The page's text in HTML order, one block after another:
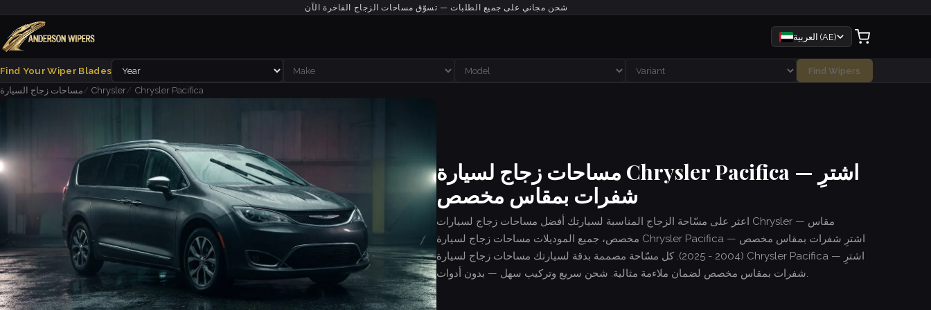
شحن مجاني على جميع الطلبات — تسوّق مساحات الزجاج الفاخرة الآن
العربية (AE)
Find Your Wiper Blades
Find Wipers
مساحات زجاج السيارة
Chrysler Chrysler Pacifica
مساحات زجاج لسيارة Chrysler Pacifica — اشترِ
شفرات بمقاس مخصص
اعثر على مسّاحة الزجاج المناسبة لسيارتك أفضل مساحات زجاج لسيارات Chrysler — مقاس
مخصص، جميع الموديلات مساحات زجاج لسيارة Chrysler Pacifica — اشترِ شفرات بمقاس مخصص
(2004 - 2025). كل مسّاحة مصممة بدقة لسيارتك مساحات زجاج لسيارة Chrysler Pacifica — اشترِ
شفرات بمقاس مخصص لضمان ملاءمة مثالية. شحن سريع وتركيب سهل — بدون أدوات.